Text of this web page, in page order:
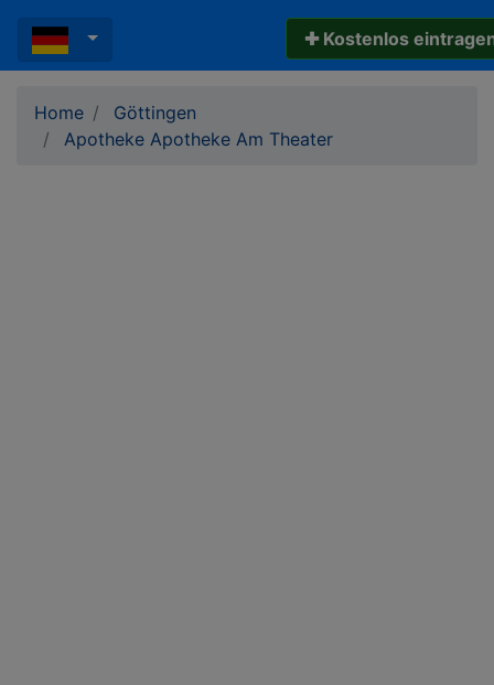
✚ Kostenlos
Home
Göttingen
Apotheke Apotheke Am Theater